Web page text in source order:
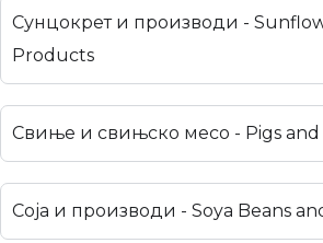
Сунцокрет и производи -
Products
Свиње и свињско месо - Pigs and
Соја и производи - Soya Beans